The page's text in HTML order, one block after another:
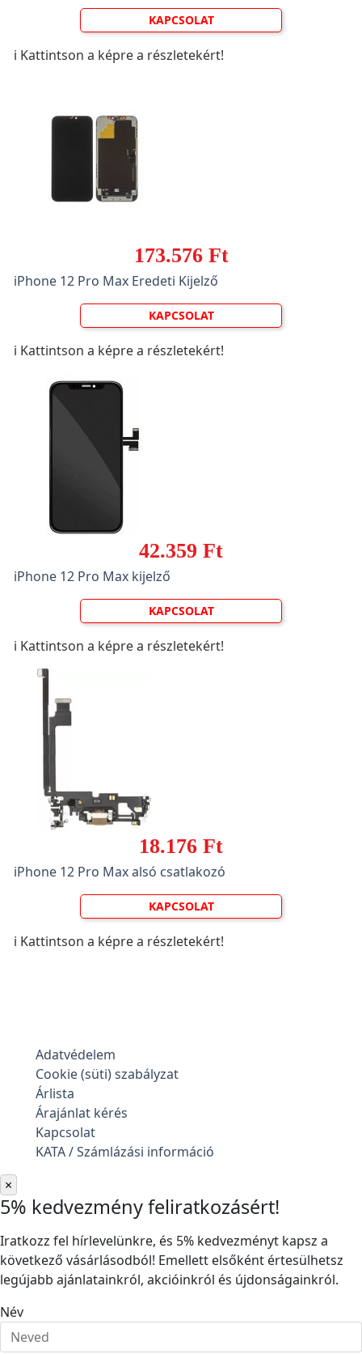
KAPCSOLAT
ℹ️ Kattintson a képre a részletekért!
173.576 Ft
iPhone 12 Pro Max Eredeti Kijelző
KAPCSOLAT
ℹ️ Kattintson a képre a részletekért!
42.359 Ft
iPhone 12 Pro Max kijelző
KAPCSOLAT
ℹ️ Kattintson a képre a részletekért!
18.176 Ft
iPhone 12 Pro Max alsó csatlakozó
KAPCSOLAT
ℹ️ Kattintson a képre a részletekért!
Adatvédelem
Cookie (süti) szabályzat
Árlista
Árajánlat kérés
Kapcsolat
KATA / Számlázási információ
×
5% kedvezmény feliratkozásért!
Iratkozz fel hírlevelünkre, és 5% kedvezményt kapsz a
következő vásárlásodból! Emellett elsőként értesülhetsz
legújabb ajánlatainkról, akcióinkról és újdonságainkról.
Név